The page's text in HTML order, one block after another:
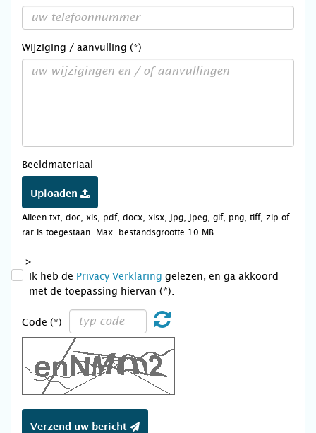
Wijziging / aanvulling (*)
Beeldmateriaal
Uploaden
Alleen txt, doc, xls, pdf, docx, xlsx, jpg, jpeg, gif, png, tiff, zip of
rar is toegestaan. Max. bestandsgrootte 10 MB.
>
Ik heb de Privacy Verklaring gelezen, en ga akkoord
met de toepassing hiervan (*).
Code (*)
Verzend uw bericht